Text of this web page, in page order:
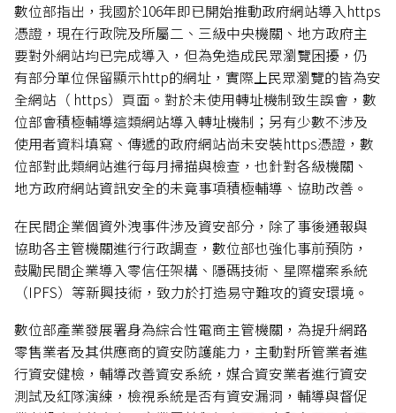
數位部指出，我國於106年即已開始推動政府網站導入https
憑證，現在行政院及所屬二、三級中央機關、地方政府主
要對外網站均已完成導入，但為免造成民眾瀏覽困擾，仍
有部分單位保留顯示http的網址，實際上民眾瀏覽的皆為安
全網站（ https）頁面。對於未使用轉址機制致生誤會，數
位部會積極輔導這類網站導入轉址機制；另有少數不涉及
使用者資料填寫、傳遞的政府網站尚未安裝https憑證，數
位部對此類網站進行每月掃描與檢查，也針對各級機關、
地方政府網站資訊安全的未竟事項積極輔導、協助改善。
在民間企業個資外洩事件涉及資安部分，除了事後通報與
協助各主管機關進行行政調查，數位部也強化事前預防，
鼓勵民間企業導入零信任架構、隱碼技術、星際檔案系統
（IPFS）等新興技術，致力於打造易守難攻的資安環境。
數位部產業發展署身為綜合性電商主管機關，為提升網路
零售業者及其供應商的資安防護能力，主動對所管業者進
行資安健檢，輔導改善資安系統，媒合資安業者進行資安
測試及紅隊演練，檢視系統是否有資安漏洞，輔導與督促